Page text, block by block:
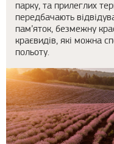
парку, та прилеглих
передбачають
пам’яток, безмежну
краєвидів, які можна
польоту.